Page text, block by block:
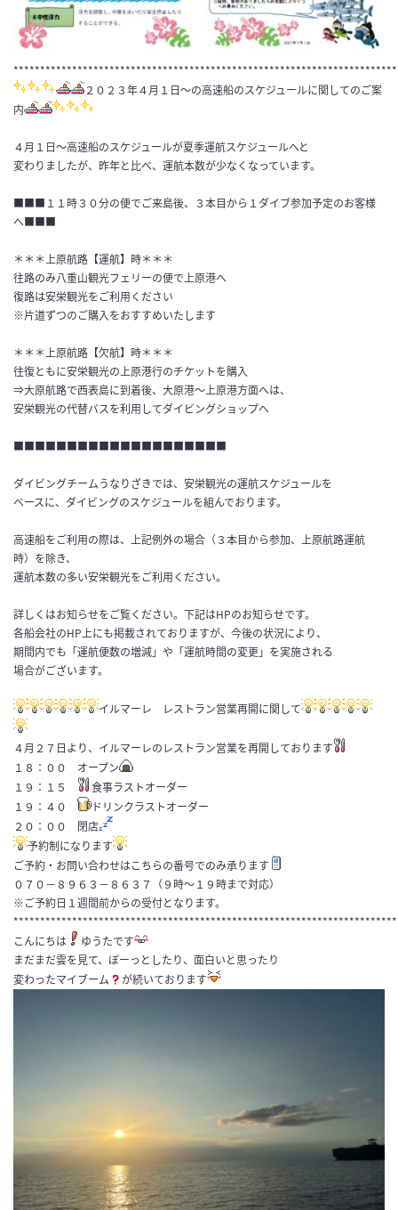
２０２３年４月１日～の高速船のスケジュールに関してのご案
内
４月１日～高速船のスケジュールが夏季運航スケジュールへと
変わりましたが、昨年と比べ、運航本数が少なくなっています。
■■■１１時３０分の便でご来島後、３本目から１ダイブ参加予定のお客様
へ■■■
＊＊＊上原航路【運航】時＊＊＊
往路のみ八重山観光フェリーの便で上原港へ
復路は安栄観光をご利用ください
※片道ずつのご購入をおすすめいたします
＊＊＊上原航路【欠航】時＊＊＊
往復ともに安栄観光の上原港行のチケットを購入
⇒大原航路で西表島に到着後、大原港～上原港方面へは、
安栄観光の代替バスを利用してダイビングショップへ
■■■■■■■■■■■■■■■■■■■■
ダイビングチームうなりざきでは、安栄観光の運航スケジュールを
ベースに、ダイビングのスケジュールを組んでおります。
高速船をご利用の際は、上記例外の場合（３本目から参加、上原航路運航
時）を除き、
運航本数の多い安栄観光をご利用ください。
詳しくはお知らせをご覧ください。下記はHPのお知らせです。
各船会社のHP上にも掲載されておりますが、今後の状況により、
期間内でも「運航便数の増減」や「運航時間の変更」を実施される
場合がございます。
イルマーレ レストラン営業再開に関して
４月２７日より、イルマーレのレストラン営業を再開しております
１８：００ オープン
１９：１５
食事ラストオーダー
１９：４０
ドリンクラストオーダー
２０：００ 閉店
予約制になります
ご予約・お問い合わせはこちらの番号でのみ承ります
０７０−８９６３−８６３７（９時～１９時まで対応）
※ご予約日１週間前からの受付となります。
こんにちは
ゆうたです
まだまだ雲を見て、ぼーっとしたり、面白いと思ったり
変わったマイブーム
が続いております